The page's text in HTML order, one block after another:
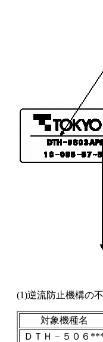
(1)逆流防止機構の
対象機種名
ＤＴＨ－５０６